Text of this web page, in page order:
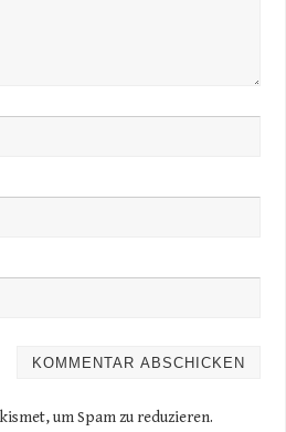
um Spam zu reduzieren.